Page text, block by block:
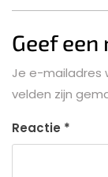
Geef een
Je e-mailadres
velden zijn
Reactie *